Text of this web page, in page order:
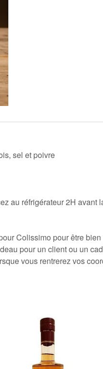
sel et poivre
au réfrigérateur 2H avant
Colissimo pour être bien
pour un clientou un
vous rentrerez vos